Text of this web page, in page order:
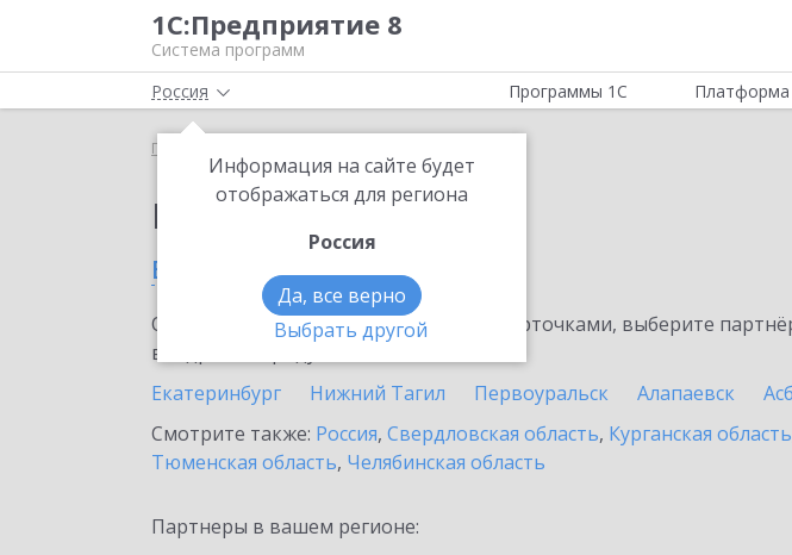
1С:Предприятие 8
Система программ
Россия
Информация на сайте будет
отображаться для региона
Россия
Да, все верно
Выбрать другой
Программы 1С Платформа
Главная
Партнеры фирмы 1С
в Новоуральске
Ознакомьтесь с информационными карточками, выберите
внедрение продукта.
Екатеринбург
Нижний Тагил Первоуральск Алапаевск
Смотрите также: Россия, Свердловская область, Курганская область
Тюменская область, Челябинская область
Партнеры в вашем регионе: